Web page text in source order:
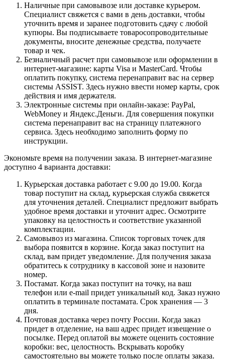
Наличные при самовывозе или доставке курьером.
Специалист свяжется с вами в день доставки, чтобы
уточнить время и заранее подготовить сдачу с любой
купюры. Вы подписываете товаросопроводительные
документы, вносите денежные средства, получаете
товар и чек.
Безналичный расчет при самовывозе или оформлении в
интернет-магазине: карты Visa и MasterCard. Чтобы
оплатить покупку, система перенаправит вас на сервер
системы ASSIST. Здесь нужно ввести номер карты, срок
действия и имя держателя.
Электронные системы при онлайн-заказе: PayPal,
WebMoney и Яндекс.Деньги. Для совершения покупки
система перенаправит вас на страницу платежного
сервиса. Здесь необходимо заполнить форму по
инструкции.
Экономьте время на получении заказа. В интернет-магазине
доступно 4 варианта доставки:
Курьерская доставка работает с 9.00 до 19.00. Когда
товар поступит на склад, курьерская служба свяжется
для уточнения деталей. Специалист предложит выбрать
удобное время доставки и уточнит адрес. Осмотрите
упаковку на целостность и соответствие указанной
комплектации.
Самовывоз из магазина. Список торговых точек для
выбора появится в корзине. Когда заказ поступит на
склад, вам придет уведомление. Для получения заказа
обратитесь к сотруднику в кассовой зоне и назовите
номер.
Постамат. Когда заказ поступит на точку, на ваш
телефон или e-mail придет уникальный код. Заказ нужно
оплатить в терминале постамата. Срок хранения — 3
дня.
Почтовая доставка через почту России. Когда заказ
придет в отделение, на ваш адрес придет извещение о
посылке. Перед оплатой вы можете оценить состояние
коробки: вес, целостность. Вскрывать коробку
самостоятельно вы можете только после оплаты заказа.